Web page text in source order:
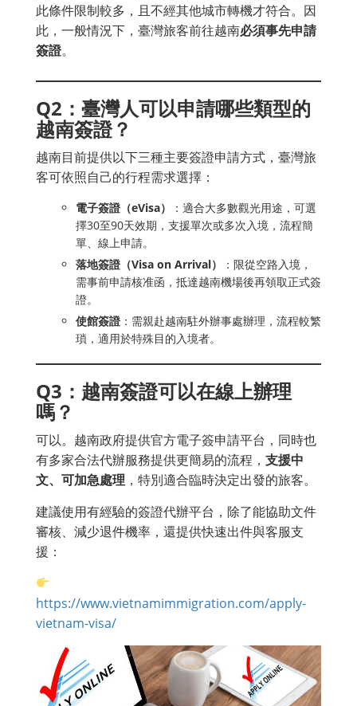
此條件限制較多，且不經其他城市轉機才符合。因
此，一般情況下，臺灣旅客前往越南必須事先申請
簽證。
Q2：臺灣人可以申請哪些類型的
越南簽證？
越南目前提供以下三種主要簽證申請方式，臺灣旅
客可依照自己的行程需求選擇：
電子簽證（eVisa）
：適合大多數觀光用途，可選
擇30至90天效期，支援單次或多次入境，流程簡
單、線上申請。
落地簽證（Visa on Arrival）
：限從空路入境，
需事前申請核准函，抵達越南機場後再領取正式簽
證。
使館簽證 ：需親赴越南駐外辦事處辦理，流程較繁
瑣，適用於特殊目的入境者。
Q3：越南簽證可以在線上辦理
嗎？
可以。越南政府提供官方電子簽申請平台，同時也
有多家合法代辦服務提供更簡易的流程， 支援中
文、可加急處理 ，特別適合臨時決定出發的旅客。
建議使用有經驗的簽證代辦平台，除了能協助文件
審核、減少退件機率，還提供快速出件與客服支
援：
https://www.vietnamimmigration.com/apply-
vietnam-visa/